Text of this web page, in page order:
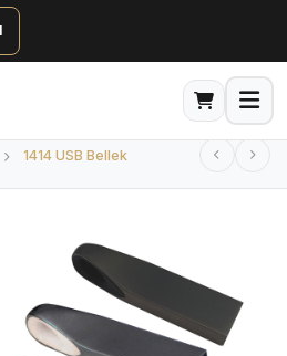
1414 USB Bellek